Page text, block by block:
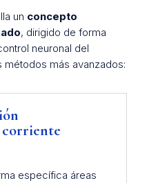
un concepto
, dirigido de forma
neuronal del
más avanzados:
específica áreas